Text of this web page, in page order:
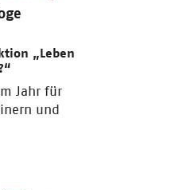
„Leben
Jahr für
und